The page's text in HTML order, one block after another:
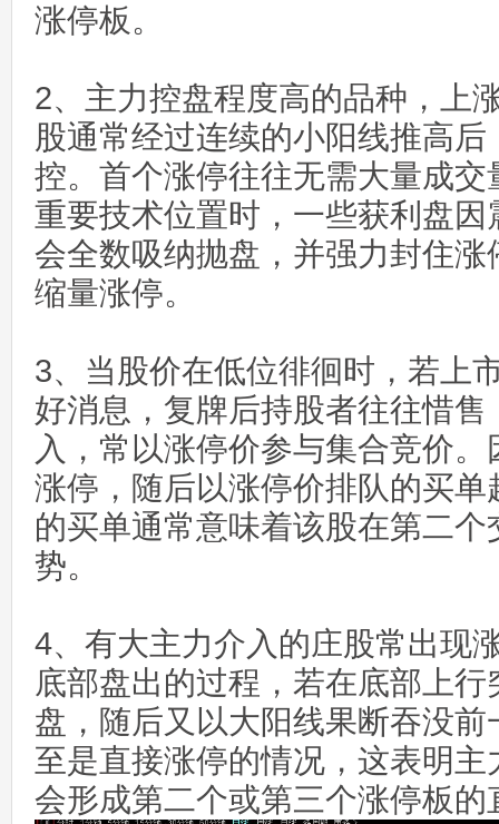
涨停板。
2、主力控盘程度高的品种，上
股通常经过连续的小阳线推高
控。首个涨停往往无需大量成
重要技术位置时，一些获利盘
会全数吸纳抛盘，并强力封住
缩量涨停。
3、当股价在低位徘徊时，若上
好消息，复牌后持股者往往惜
入，常以涨停价参与集合竞价
涨停，随后以涨停价排队的买
的买单通常意味着该股在第二
势。
4、有大主力介入的庄股常出现
底部盘出的过程，若在底部上
盘，随后又以大阳线果断吞没
至是直接涨停的情况，这表明
会形成第二个或第三个涨停板的